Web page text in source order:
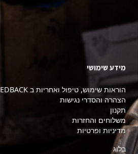
מידע שימושי
הוראות שימוש, טיפול ואחריות ב REDBACK
הצהרה והסדרי נגישות
תקנון
משלוחים והחזרות
מדיניות ופרטיות
בלוג